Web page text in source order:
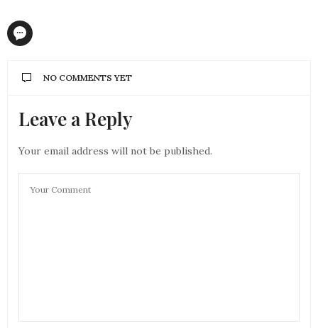
NO COMMENTS YET
Leave a Reply
Your email address will not be published.